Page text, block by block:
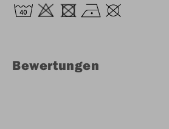
Bewertungen